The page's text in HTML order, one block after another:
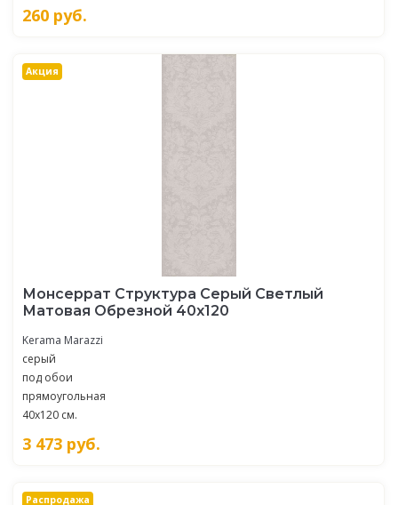
260 руб.
Акция
Монсеррат Структура Серый Светлый
Матовая Обрезной 40х120
Kerama Marazzi
серый
под обои
прямоугольная
40x120 см.
3 473 руб.
Распродажа